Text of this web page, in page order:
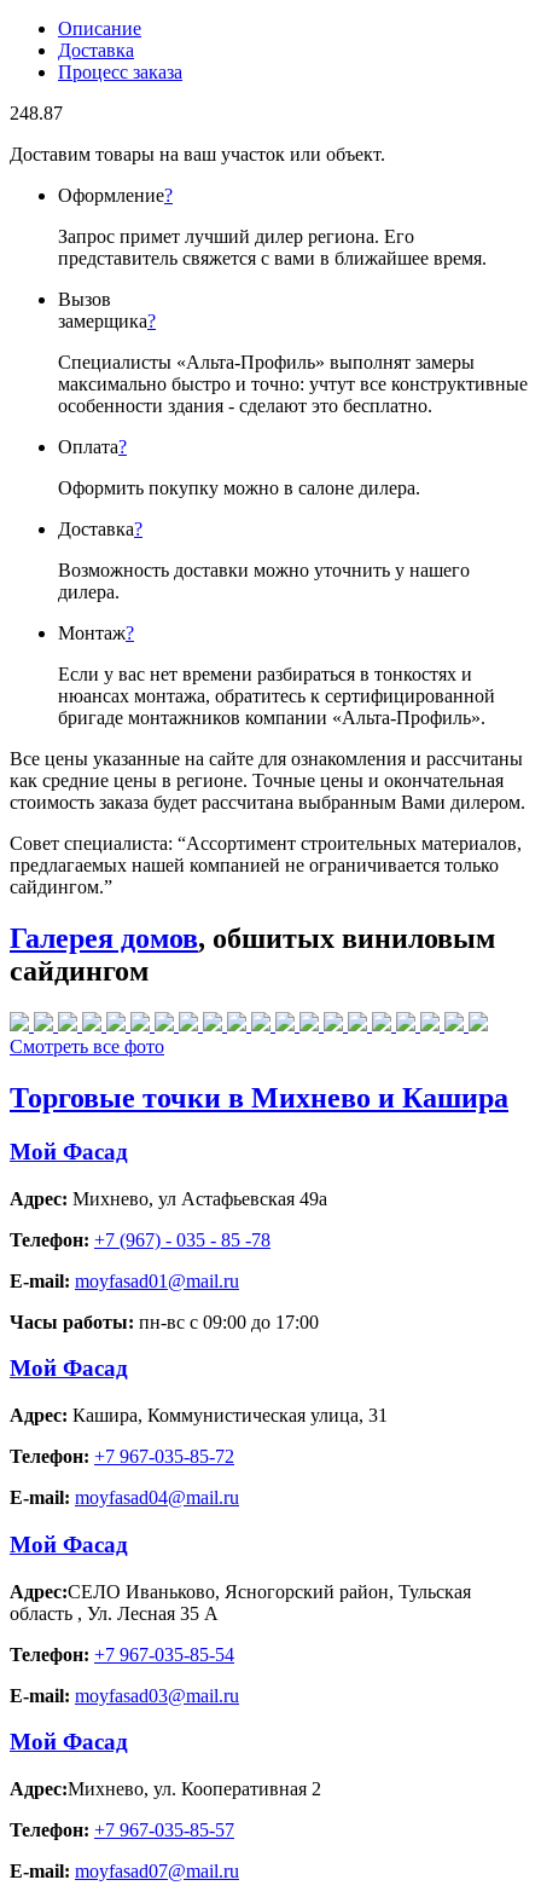
Описание
Доставка
Процесс заказа
248.87
Доставим товары на ваш участок или объект.
Оформление?
Запрос примет лучший дилер региона. Его
представитель свяжется с вами в ближайшее время.
Вызов
замерщика?
Специалисты «Альта-Профиль» выполнят замеры
максимально быстро и точно: учтут все конструктивные
особенности здания - сделают это бесплатно.
Оплата?
Оформить покупку можно в салоне дилера.
Доставка?
Возможность доставки можно уточнить у нашего
дилера.
Монтаж?
Если у вас нет времени разбираться в тонкостях и
нюансах монтажа, обратитесь к сертифицированной
бригаде монтажников компании «Альта-Профиль».
Все цены указанные на сайте для ознакомления и рассчитаны
как средние цены в регионе. Точные цены и окончательная
стоимость заказа будет рассчитана выбранным Вами дилером.
Совет специалиста: “Ассортимент строительных материалов,
предлагаемых нашей компанией не ограничивается только
сайдингом.”
Галерея домов, обшитых виниловым
сайдингом
Смотреть все фото
Торговые точки в Михнево и Кашира
Мой Фасад
Адрес: Михнево, ул Астафьевская 49а
Телефон: +7 (967) - 035 - 85 -78
E-mail: moyfasad01@mail.ru
Часы работы: пн-вс с 09:00 до 17:00
Мой Фасад
Адрес: Кашира, Коммунистическая улица, 31
Телефон: +7 967-035-85-72
E-mail: moyfasad04@mail.ru
Мой Фасад
Адрес:СЕЛО Иваньково, Ясногорский район, Тульская
область , Ул. Лесная 35 А
Телефон: +7 967-035-85-54
E-mail: moyfasad03@mail.ru
Мой Фасад
Адрес:Михнево, ул. Кооперативная 2
Телефон: +7 967-035-85-57
E-mail: moyfasad07@mail.ru